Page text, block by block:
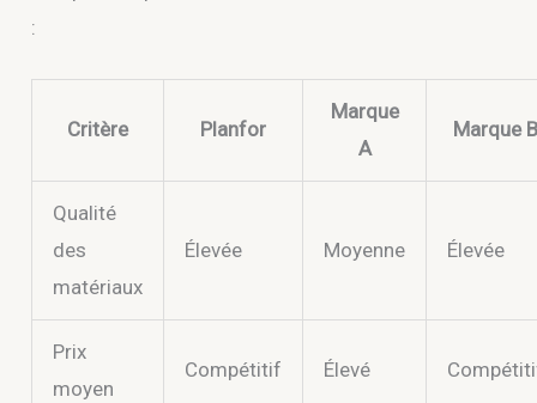
:
Critère Planfor
Marque
A
Marque
Qualité
des
matériaux
Élevée Moyenne Élevée
Prix
moyen
Compétitif Élevé